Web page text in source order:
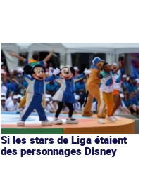
Si les stars de Liga étaient
des personnages Disney